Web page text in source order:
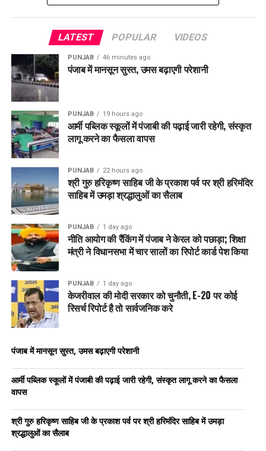
LATEST POPULAR VIDEOS
PUNJAB 46 minutes ago
पंजाब में मानसून सुस्त, उमस बढ़ाएगी परेशानी
PUNJAB 19 hours ago
आर्मी पब्लिक स्कूलों में पंजाबी की पढ़ाई जारी रहेगी, संस्कृत
लागू करने का फैसला वापस
PUNJAB 22 hours ago
श्री गुरु हरिकृष्ण साहिब जी के प्रकाश पर्व पर श्री हरिमंदिर
साहिब में उमड़ा श्रद्धालुओं का सैलाब
PUNJAB 1 day ago
नीति आयोग की रैंकिंग में पंजाब ने केरल को पछाड़ा; शिक्षा
मंत्री ने विधानसभा में चार सालों का रिपोर्ट कार्ड पेश किया
PUNJAB 1 day ago
केजरीवाल की मोदी सरकार को चुनौती, E-20 पर कोई
रिसर्च रिपोर्ट है तो सार्वजनिक करे
पंजाब में मानसून सुस्त, उमस बढ़ाएगी परेशानी
आर्मी पब्लिक स्कूलों में पंजाबी की पढ़ाई जारी रहेगी, संस्कृत लागू करने का फैसला
वापस
श्री गुरु हरिकृष्ण साहिब जी के प्रकाश पर्व पर श्री हरिमंदिर साहिब में उमड़ा
श्रद्धालुओं का सैलाब